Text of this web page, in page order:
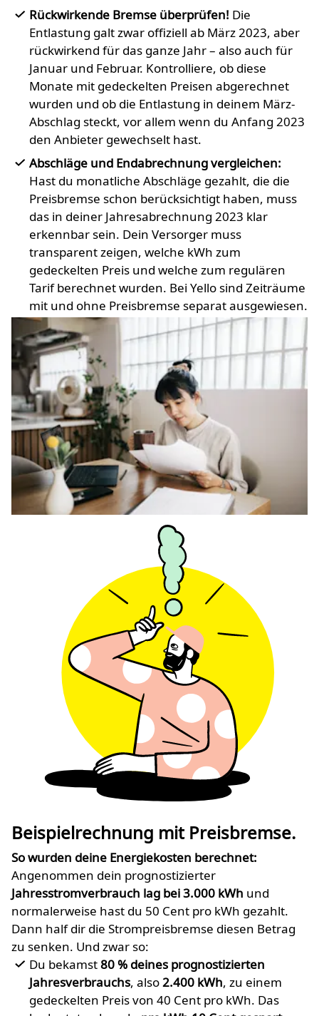
Rückwirkende Bremse überprüfen! Die
Entlastung galt zwar offiziell ab März 2023, aber
rückwirkend für das ganze Jahr – also auch für
Januar und Februar. Kontrolliere, ob diese
Monate mit gedeckelten Preisen abgerechnet
wurden und ob die Entlastung in deinem März-
Abschlag steckt, vor allem wenn du Anfang 2023
den Anbieter gewechselt hast.
Abschläge und Endabrechnung vergleichen:
Hast du monatliche Abschläge gezahlt, die die
Preisbremse schon berücksichtigt haben, muss
das in deiner Jahresabrechnung 2023 klar
erkennbar sein. Dein Versorger muss
transparent zeigen, welche kWh zum
gedeckelten Preis und welche zum regulären
Tarif berechnet wurden. Bei Yello sind Zeiträume
mit und ohne Preisbremse separat ausgewiesen.
Beispielrechnung mit Preisbremse.
So wurden deine Energiekosten berechnet:
Angenommen dein prognostizierter
Jahresstromverbrauch lag bei 3.000 kWh und
normalerweise hast du 50 Cent pro kWh gezahlt.
Dann half dir die Strompreisbremse diesen Betrag
zu senken. Und zwar so:
Du bekamst80 % deines prognostizierten
Jahresverbrauchs, also2.400 kWh, zu einem
gedeckelten Preis von 40 Cent pro kWh. Das